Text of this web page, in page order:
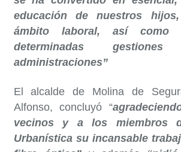
educación de nuestros
ámbito laboral, así como
determinadas
administraciones”
El alcalde de Molina de
Alfonso, concluyó “
vecinos y a los miembros
Urbanística su incansable